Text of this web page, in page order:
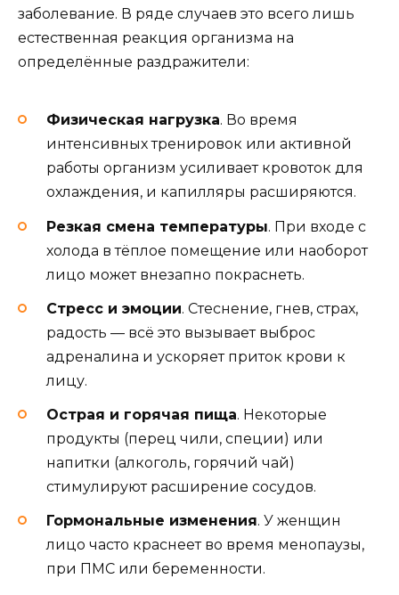
заболевание. В ряде случаев это всего лишь
естественная реакция организма на
определённые раздражители:
Физическая нагрузка. Во время
интенсивных тренировок или активной
работы организм усиливает кровоток для
охлаждения, и капилляры расширяются.
Резкая смена температуры. При входе с
холода в тёплое помещение или наоборот
лицо может внезапно покраснеть.
Стресс и эмоции. Стеснение, гнев, страх,
радость — всё это вызывает выброс
адреналина и ускоряет приток крови к
лицу.
Острая и горячая пища. Некоторые
продукты (перец чили, специи) или
напитки (алкоголь, горячий чай)
стимулируют расширение сосудов.
Гормональные изменения. У женщин
лицо часто краснеет во время менопаузы,
при ПМС или беременности.